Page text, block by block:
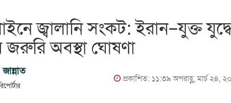
জ্বালানি সংকট: ইরান–যুক্ত
জরুরি অবস্থা ঘোষণা
জান্নাত
প্রকাশিত: ১১:৩৯ অপরাহ্ণ, মার্চ ২৪,